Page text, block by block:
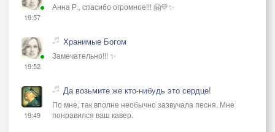
19:57
Анна Р., спасибо огромное!!! 🤗💛✨
19:52
Хранимые Богом
Замечательно!!! ✨
19:49
Да возьмите же кто-нибудь это сердце!
По мне, так вполне необычно зазвучала песня. Мне
понравился ваш кавер.